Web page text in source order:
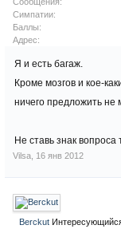
Симпатии:
Баллы:
Адрес:
Я и есть багаж.
Кроме мозгов и кое-
ничего предложить не
Не ставь знак вопроса
Vilsa 16 янв 2012
Berckut